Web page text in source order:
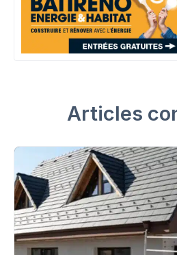
Articles